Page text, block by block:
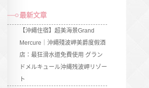
最新文章
【沖繩住宿】超美海景Grand
Mercure｜沖繩殘波岬美爵度假酒
店：最狂滑水道免費使用 グラン
ドメルキュール沖縄残波岬リゾー
ト